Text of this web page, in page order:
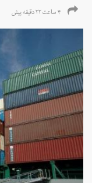
۴ ساعت ۲۲ دقیقه پیش